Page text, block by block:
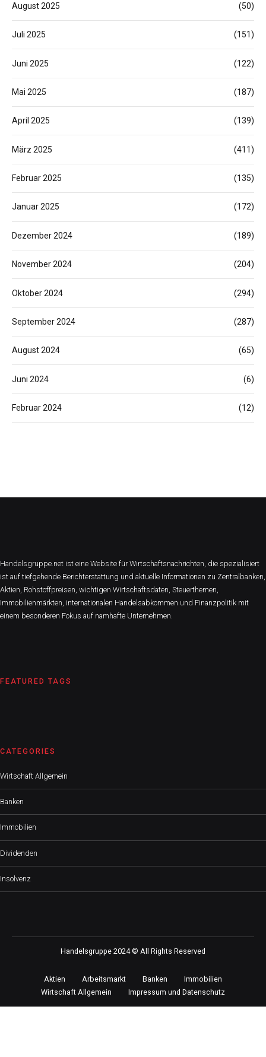
August 2025 (50)
Juli 2025 (151)
Juni 2025 (122)
Mai 2025 (187)
April 2025 (139)
März 2025 (411)
Februar 2025 (135)
Januar 2025 (172)
Dezember 2024 (189)
November 2024 (204)
Oktober 2024 (294)
September 2024 (287)
August 2024 (65)
Juni 2024 (6)
Februar 2024 (12)
Handelsgruppe.net ist eine Website für Wirtschaftsnachrichten, die spezialisiert
ist auf tiefgehende Berichterstattung und aktuelle Informationen zu Zentralbanken,
Aktien, Rohstoffpreisen, wichtigen Wirtschaftsdaten, Steuerthemen,
Immobilienmärkten, internationalen Handelsabkommen und Finanzpolitik mit
einem besonderen Fokus auf namhafte Unternehmen.
FEATURED TAGS
CATEGORIES
Wirtschaft Allgemein
Banken
Immobilien
Dividenden
Insolvenz
Handelsgruppe 2024 © All Rights Reserved
Aktien Arbeitsmarkt Banken
Immobilien
Wirtschaft Allgemein
Impressum und Datenschutz